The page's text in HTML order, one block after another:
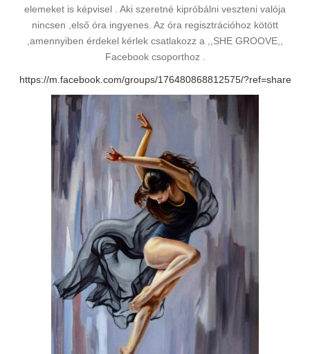
elemeket is képvisel . Aki szeretné kipróbálni veszteni valója
nincsen ,első óra ingyenes. Az óra regisztrációhoz kötött
,amennyiben érdekel kérlek csatlakozz a ,,SHE GROOVE,,
Facebook csoporthoz .
https://m.facebook.com/groups/176480868812575/?ref=share